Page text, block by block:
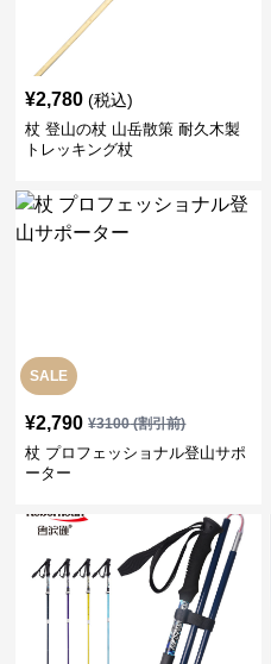
¥2,780 (税込)
杖 登山の杖 山岳散策 耐久木製
トレッキング杖
SALE
¥2,790 ¥3100(割引前)
杖 プロフェッショナル登山サポ
ーター